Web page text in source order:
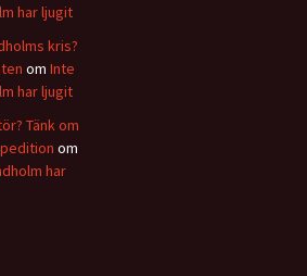
har ljugit
kris?
om Inte
har ljugit
Tänk om
om
har